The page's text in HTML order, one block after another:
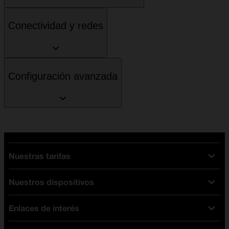
Conectividad y redes
Configuración avanzada
Nuestras tarifas
Tarifas Orange
Tarifas fibra y móvil
Tarifas móviles
Nuestros dispositivos
Ofertas en móviles
iPhone
Enlaces de interés